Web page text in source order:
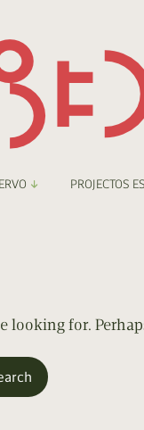
Digital
PROJECTOS
looking for.